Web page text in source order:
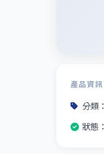
產品資訊
分類：
狀態：